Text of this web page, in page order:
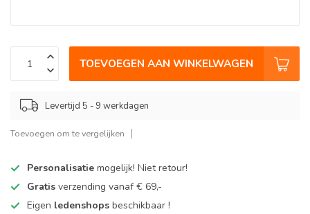
TOEVOEGEN AAN WINKELWAGEN
Levertijd 5 - 9 werkdagen
Toevoegen om te vergelijken
Personalisatie mogelijk! Niet retour!
Gratis verzending vanaf € 69,-
Eigen ledenshops beschikbaar !